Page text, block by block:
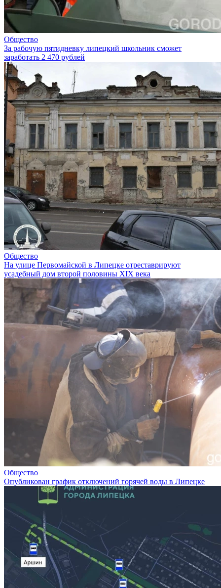
Общество
За рабочую пятидневку липецкий школьник сможет
заработать 2 470 рублей
Общество
На улице Первомайской в Липецке отреставрируют
усадебный дом второй половины XIX века
Общество
Опубликован график отключений горячей воды в Липецке